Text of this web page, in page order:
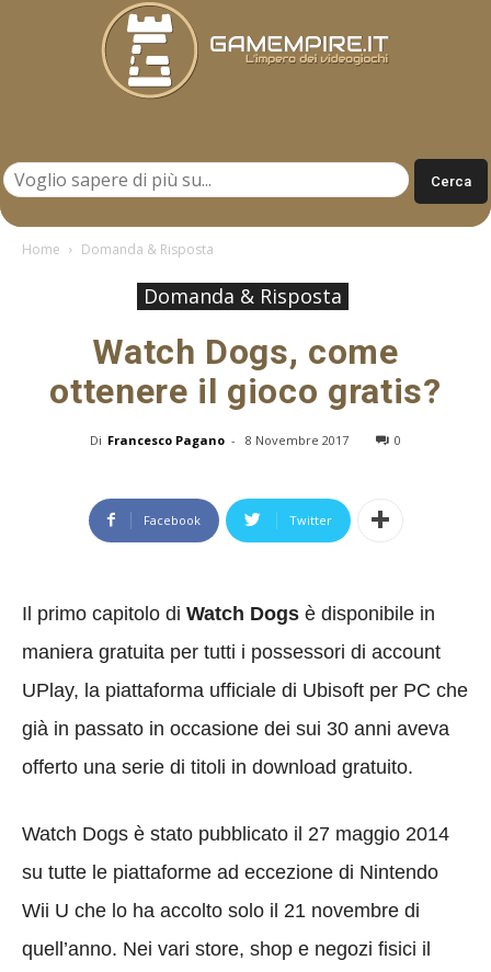
Home Domanda & Risposta
Domanda & Risposta
Watch Dogs, come
ottenere il gioco gratis?
Di Francesco Pagano - 8 Novembre 2017 0
Facebook Twitter
Il primo capitolo di Watch Dogs è disponibile in
maniera gratuita per tutti i possessori di account
UPlay, la piattaforma ufficiale di Ubisoft per PC che
già in passato in occasione dei sui 30 anni aveva
offerto una serie di titoli in download gratuito.
Watch Dogs è stato pubblicato il 27 maggio 2014
su tutte le piattaforme ad eccezione di Nintendo
Wii U che lo ha accolto solo il 21 novembre di
quell’anno. Nei vari store, shop e negozi fisici il